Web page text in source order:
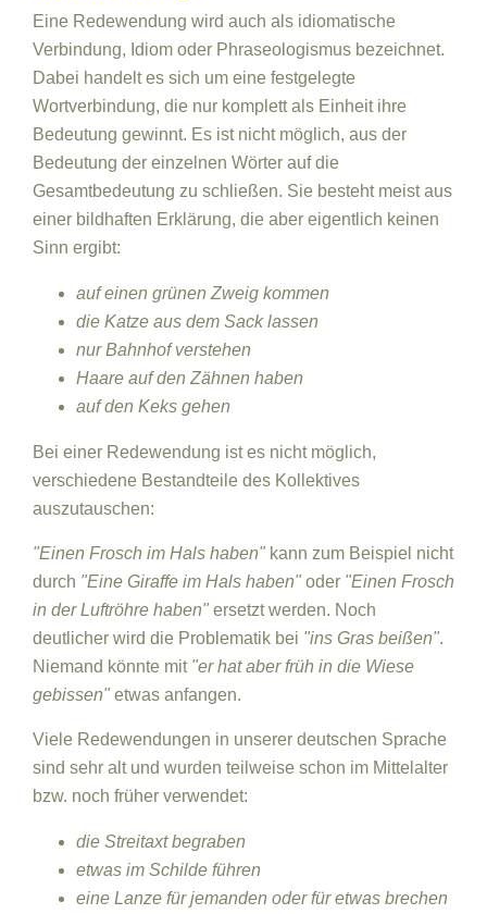
Eine Redewendung wird auch als idiomatische
Verbindung, Idiom oder Phraseologismus bezeichnet.
Dabei handelt es sich um eine festgelegte
Wortverbindung, die nur komplett als Einheit ihre
Bedeutung gewinnt. Es ist nicht möglich, aus der
Bedeutung der einzelnen Wörter auf die
Gesamtbedeutung zu schließen. Sie besteht meist aus
einer bildhaften Erklärung, die aber eigentlich keinen
Sinn ergibt:
auf einen grünen Zweig kommen
die Katze aus dem Sack lassen
nur Bahnhof verstehen
Haare auf den Zähnen haben
auf den Keks gehen
Bei einer Redewendung ist es nicht möglich,
verschiedene Bestandteile des Kollektives
auszutauschen:
"Einen Frosch im Hals haben" kann zum Beispiel nicht
durch "Eine Giraffe im Hals haben" oder "Einen Frosch
in der Luftröhre haben" ersetzt werden. Noch
deutlicher wird die Problematik bei "ins Gras beißen".
Niemand könnte mit "er hat aber früh in die Wiese
gebissen" etwas anfangen.
Viele Redewendungen in unserer deutschen Sprache
sind sehr alt und wurden teilweise schon im Mittelalter
bzw. noch früher verwendet:
die Streitaxt begraben
etwas im Schilde führen
eine Lanze für jemanden oder für etwas brechen